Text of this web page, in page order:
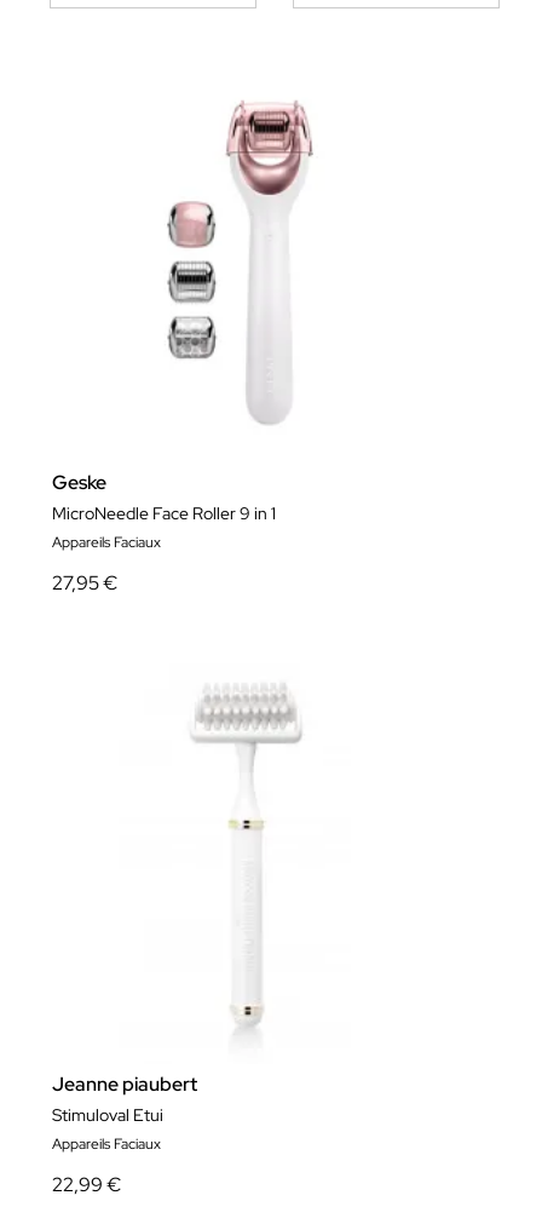
Geske
MicroNeedle Face Roller 9 in 1
Appareils Faciaux
27,95 €
Jeanne piaubert
Stimuloval Etui
Appareils Faciaux
22,99 €